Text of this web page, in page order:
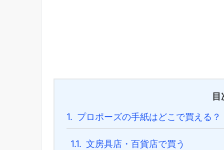
目
1. プロポーズの手紙はどこで買える？
1.1. 文房具店・百貨店で買う